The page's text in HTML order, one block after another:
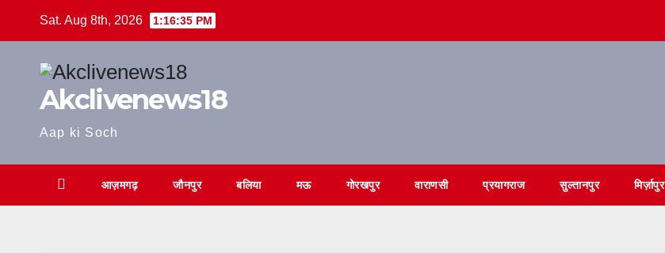
Sat. Aug 8th, 2026 1:16:36 PM
Akclivenews18
Aap ki Soch
आज़मगढ़ जौनपुर बलिया मऊ गोरखपुर वाराणसी प्रयागराज सुल्तानपुर मिर्ज़ापुर